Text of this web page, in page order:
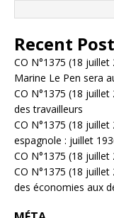
Recent
CO N°1375 (18
Marine Le Pen sera
CO N°1375 (18
des travailleurs
CO N°1375 (18
espagnole : juillet
CO N°1375 (18
CO N°1375 (18
des économies aux